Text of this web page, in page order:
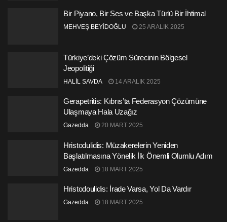
Bir Piyano, Bir Ses ve Başka Türlü Bir İhtimal
MEHVEŞ BEYİDOĞLU 25 ARALIK 2025
Türkiye’deki Çözüm Sürecinin Bölgesel
Jeopolitiği
HALİL SAVDA 14 ARALIK 2025
Gerapetritis: Kıbrıs’ta Federasyon Çözümüne
Ulaşmaya Hala Uzağız
Gazedda 20 MART 2025
Hristodulidis: Müzakerelerin Yeniden
Başlatılmasına Yönelik İlk Önemli Olumlu Adım
Gazedda 18 MART 2025
Hristodoulidis: İrade Varsa, Yol Da Vardır
Gazedda 18 MART 2025